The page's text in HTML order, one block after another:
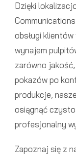
Dzięki
obsługi
wynajem
zarówno jakość,
pokazów po
produkcje,
osiągnąć
profesjonalny
Zapoznaj się z